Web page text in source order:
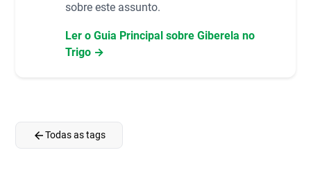
sobre este assunto.
Ler o Guia Principal sobre Giberela no
Trigo →
arrow_backTodas as tags